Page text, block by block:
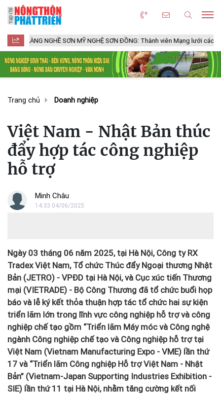
NGHỀ SƠN MỸ NGHỆ SƠN ĐỒNG: Thành viên Mạng lưới các Thành phố
Trang chủ Doanh nghiệp
Việt Nam - Nhật Bản thúc
đẩy hợp tác công nghiệp
hỗ trợ
Minh Châu
14:33 04/06/2025
Ngày 03 tháng 06 năm 2025, tại Hà Nội, Công ty RX
Tradex Việt Nam, Tổ chức Thúc đẩy Ngoại thương Nhật
Bản (JETRO) - VPĐD tại Hà Nội, và Cục xúc tiến Thương
mại (VIETRADE) - Bộ Công Thương đã tổ chức buổi họp
báo và lễ ký kết thỏa thuận hợp tác tổ chức hai sự kiện
triển lãm lớn trong lĩnh vực công nghiệp hỗ trợ và công
nghiệp chế tạo gồm “Triển lãm Máy móc và Công nghệ
ngành Công nghiệp chế tạo và Công nghiệp hỗ trợ tại
Việt Nam (Vietnam Manufacturing Expo - VME) lần thứ
17 và “Triển lãm Công nghiệp Hỗ trợ Việt Nam - Nhật
Bản” (Vietnam-Japan Supporting Industries Exhibition -
SIE) lần thứ 11 tại Hà Nội, nhằm tăng cường kết nối